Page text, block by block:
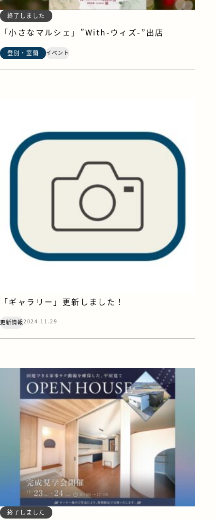
終了しました
「小さなマルシェ」”With-ウィズ-”出店
登別・室蘭 イベント
「ギャラリー」更新しました！
更新情報2024.11.29
終了しました